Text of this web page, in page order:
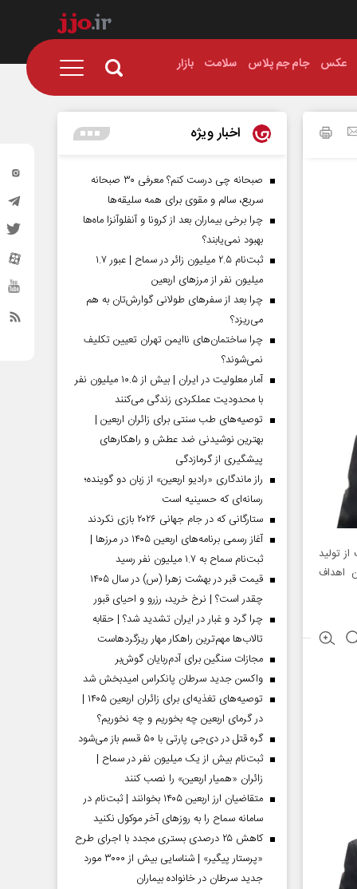
عکس جام جم پلاس سلامت بازار
تولید
به این اهداف
اخبار ویژه
صبحانه چی درست کنم؟ معرفی ۳۰ صبحانه
سریع، سالم و مقوی برای همه سلیقه‌ها
چرا برخی بیماران بعد از کرونا و آنفلوآنزا ماه‌ها
بهبود نمی‌یابند؟
ثبت‌نام ۲.۵ میلیون زائر در سماح | عبور ۱.۷
میلیون نفر از مرز‌های اربعین
چرا بعد از سفرهای طولانی گوارش‌تان به هم
می‌ریزد؟
چرا ساختمان‌های ناایمن تهران تعیین تکلیف
نمی‌شوند؟
آمار معلولیت در ایران | بیش از ۱۰.۵ میلیون نفر
با محدودیت عملکردی زندگی می‌کنند
توصیه‌های طب سنتی برای زائران اربعین |
بهترین نوشیدنی ضد عطش و راهکارهای
پیشگیری از گرمازدگی
راز ماندگاری «رادیو اربعین» از زبان دو گوینده؛
رسانه‌ای که حسینیه است
ستارگانی که در جام جهانی ۲۰۲۶ بازی نکردند
آغاز رسمی برنامه‌های اربعین ۱۴۰۵ در مرز‌ها |
ثبت‌نام سماح به ۱.۷ میلیون نفر رسید
قیمت قبر در بهشت زهرا (س) در سال ۱۴۰۵
چقدر است؟ | نرخ خرید، رزرو و احیای قبور
چرا گرد و غبار در ایران تشدید شد؟ | حقابه
تالاب‌ها مهم‌ترین راهکار مهار ریزگردهاست
مجازات سنگین برای آدم‌ربایان گوش‌بر
واکسن جدید سرطان پانکراس امیدبخش شد
توصیه‌های تغذیه‌ای برای زائران اربعین ۱۴۰۵ |
در گرمای اربعین چه بخوریم و چه نخوریم؟
گره قتل در دی‌جی پارتی با ۵۰ قسم باز می‌شود
ثبت‌نام بیش از یک میلیون نفر در سماح |
زائران «همیار اربعین» را نصب کنند
متقاضیان ارز اربعین ۱۴۰۵ بخوانند | ثبت‌نام در
سامانه سماح را به روز‌های آخر موکول نکنید
کاهش ۲۵ درصدی بستری مجدد با اجرای طرح
«پرستار پیگیر» | شناسایی بیش از ۳۰۰۰ مورد
جدید سرطان در خانواده بیماران